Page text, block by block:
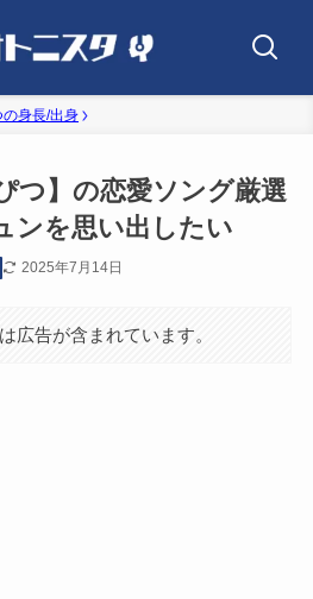
身長/出身
つ】の恋愛ソング厳選
ンを思い出したい
2025年7月14日
広告が含まれています。